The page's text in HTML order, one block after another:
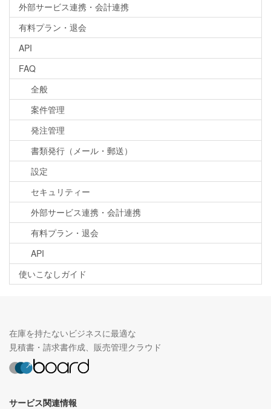
外部サービス連携・会計連携
有料プラン・退会
API
FAQ
全般
案件管理
発注管理
書類発行（メール・郵送）
設定
セキュリティー
外部サービス連携・会計連携
有料プラン・退会
API
使いこなしガイド
在庫を持たないビジネスに最適な
見積書・請求書作成、販売管理クラウド
サービス関連情報